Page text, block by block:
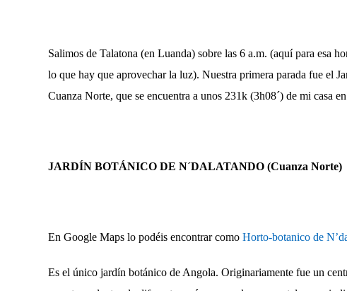
Salimos de Talatona (en Luanda) sobre las 6 a.m. (aquí para esa
lo que hay que aprovechar la luz). Nuestra primera parada fue el
Cuanza Norte, que se encuentra a unos 231k (3h08´) de mi casa
JARDÍN BOTÁNICO DE N´DALATANDO (Cuanza Norte)
En Google Maps lo podéis encontrar como Horto-botanico de
Es el único jardín botánico de Angola. Originariamente fue un